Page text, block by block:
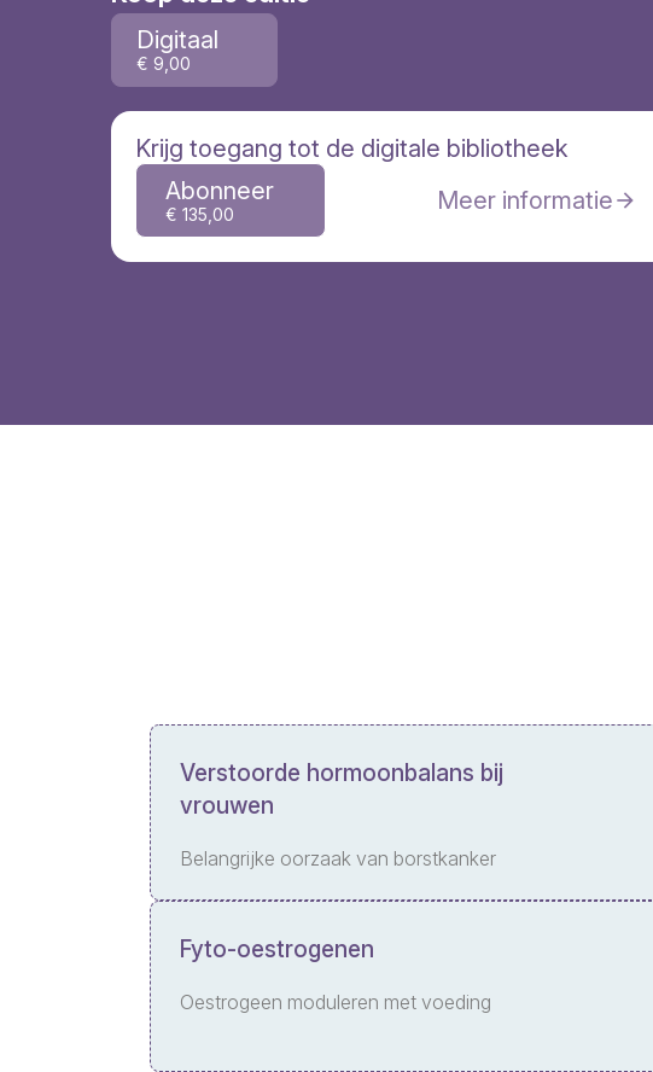
€ 9,00
Digitaal
Krijg toegang tot de digitale bibliotheek
Abonneer
€ 135,00 Meer informatie
Verstoorde hormoonbalans bij
vrouwen
Belangrijke oorzaak van borstkanker
Fyto-oestrogenen
Oestrogeen moduleren met voeding